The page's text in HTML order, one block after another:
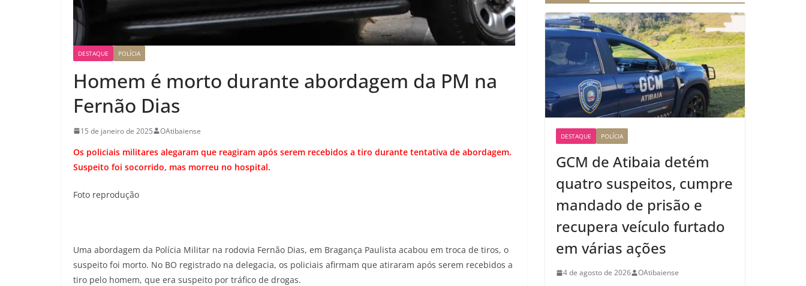
DESTAQUE POLÍCIA
Homem é morto durante abordagem da PM na
Fernão Dias
15 de janeiro de 2025 OAtibaiense
Os policiais militares alegaram que reagiram após serem recebidos a tiro durante tentativa de abordagem.
Suspeito foi socorrido, mas morreu no hospital.
Foto reprodução
Uma abordagem da Polícia Militar na rodovia Fernão Dias, em Bragança Paulista acabou em troca de tiros, o
suspeito foi morto. No BO registrado na delegacia, os policiais afirmam que atiraram após serem recebidos a
tiro pelo homem, que era suspeito por tráfico de drogas.
DESTAQUE POLÍCIA
GCM de Atibaia detém
quatro suspeitos, cumpre
mandado de prisão e
recupera veículo furtado
em várias ações
4 de agosto de 2026 OAtibaiense